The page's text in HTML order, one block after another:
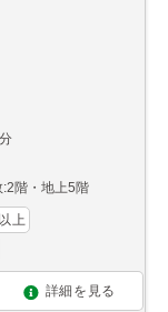
:2階・地上5階
上
詳細を見る